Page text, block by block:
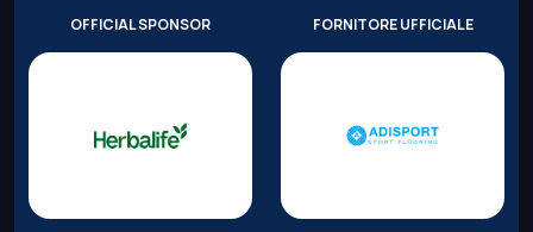
OFFICIAL SPONSOR FORNITORE UFFICIALE